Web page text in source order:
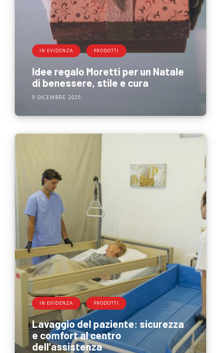
IN EVIDENZA PRODOTTI
Idee regalo Moretti per un Natale
di benessere, stile e cura
9 DICEMBRE 2025
IN EVIDENZA PRODOTTI
Lavaggio del paziente: sicurezza
e comfort al centro
dell’assistenza